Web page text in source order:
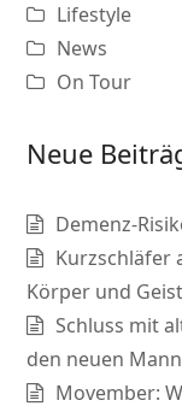
Lifestyle
News
On Tour
Neue
Demenz-
Kurzschläfer
Körper und Geist
Schluss mit
den neuen
Movember: